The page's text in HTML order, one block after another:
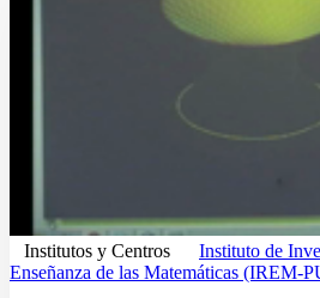
Institutos y Centros
Instituto de
Enseñanza de las Matemáticas (IREM-